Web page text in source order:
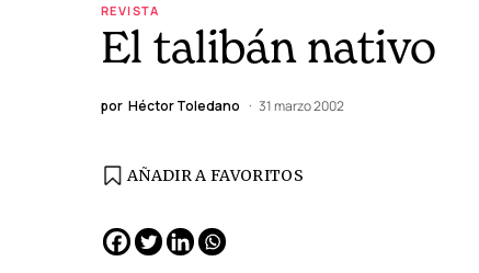
REVISTA
El talibán nativo
por Héctor Toledano 31 marzo 2002
AÑADIR A FAVORITOS